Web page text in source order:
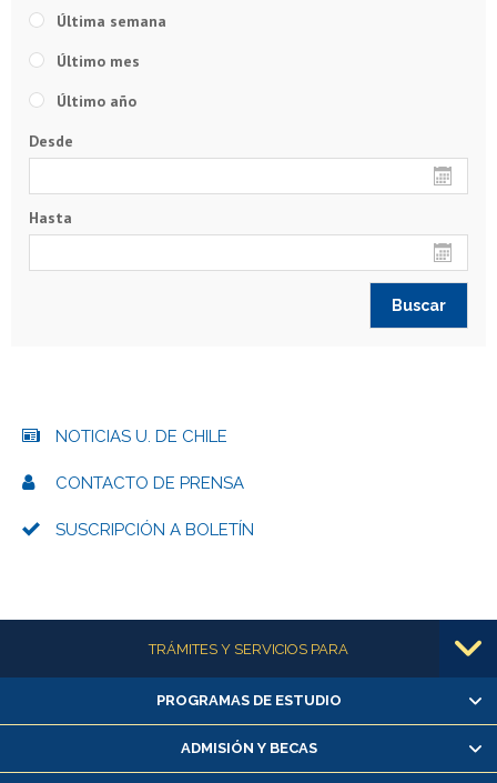
Última semana
Último mes
Último año
Desde
Hasta
NOTICIAS U. DE CHILE
CONTACTO DE PRENSA
SUSCRIPCIÓN A BOLETÍN
Más informaciónTRÁMITES Y SERVICIOS PARA
Alumnas/os y exalumnas/os
Matrícula en línea
Inscripción y cambio de asignaturas
PROGRAMAS DE ESTUDIO
ADMISIÓN Y BECAS